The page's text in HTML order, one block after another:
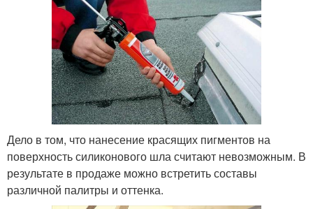
Дело в том, что нанесение красящих пигментов на
поверхность силиконового шла считают невозможным. В
результате в продаже можно встретить составы
различной палитры и оттенка.